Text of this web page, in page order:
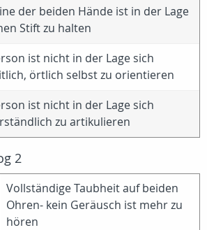
der beiden Hände ist in der Lage
Stift zu halten
ist nicht in der Lage sich
örtlich selbst zu orientieren
ist nicht in der Lage sich
zu artikulieren
2
Vollständige Taubheit auf beiden
Ohren- kein Geräusch ist mehr zu
hören